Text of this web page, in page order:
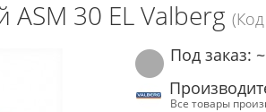
30 EL Valberg
Под заказ:
Все товары